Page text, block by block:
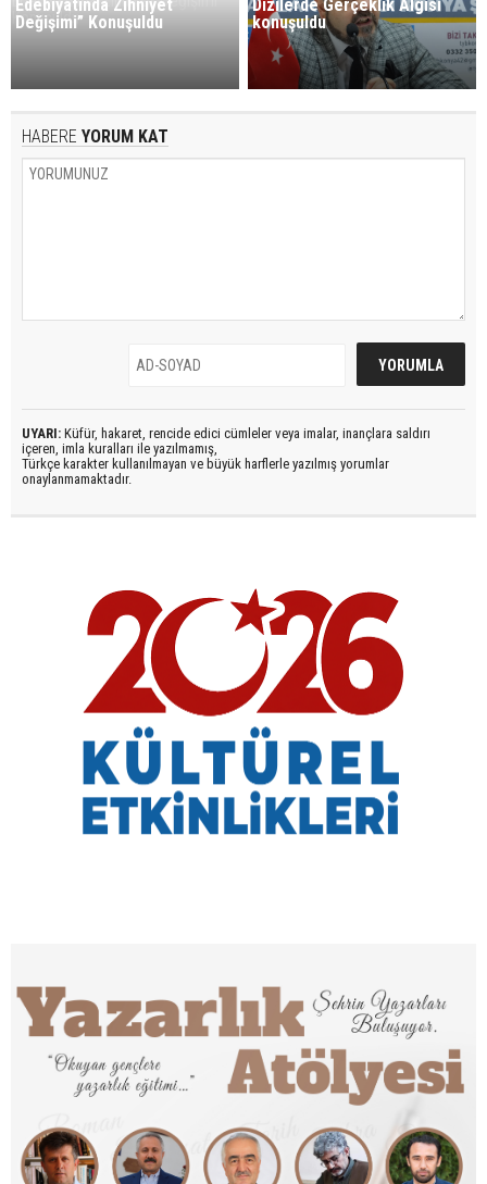
Edebiyatında Zihniyet
Değişimi” Konuşuldu
Dizilerde Gerçeklik Algısı
konuşuldu
HABERE YORUM KAT
UYARI: Küfür, hakaret, rencide edici cümleler veya imalar, inançlara saldırı
içeren, imla kuralları ile yazılmamış,
Türkçe karakter kullanılmayan ve büyük harflerle yazılmış yorumlar
onaylanmamaktadır.